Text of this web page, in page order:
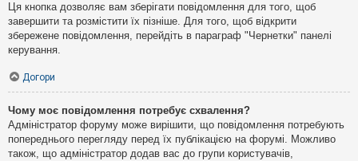
Ця кнопка дозволяє вам зберігати повідомлення для того, щоб
завершити та розмістити їх пізніше. Для того, щоб відкрити
збережене повідомлення, перейдіть в параграф "Чернетки" панелі
керування.
Догори
Чому моє повідомлення потребує схвалення?
Адміністратор форуму може вирішити, що повідомлення потребують
попереднього перегляду перед їх публікацією на форумі. Можливо
також, що адміністратор додав вас до групи користувачів,